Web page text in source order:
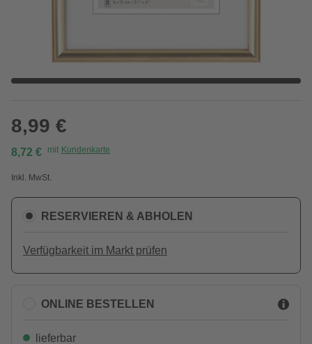
8,99 €
8,72 € mit Kundenkarte
Inkl. MwSt.
RESERVIEREN & ABHOLEN
Verfügbarkeit im Markt prüfen
ONLINE BESTELLEN
lieferbar